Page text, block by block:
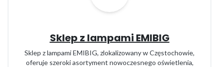
Sklep z lampami EMIBIG
Sklep z lampami EMIBIG, zlokalizowany w Częstochowie,
oferuje szeroki asortyment nowoczesnego oświetlenia,